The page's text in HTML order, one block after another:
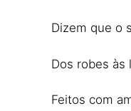
Dizem que o
Dos robes às
Feitos com